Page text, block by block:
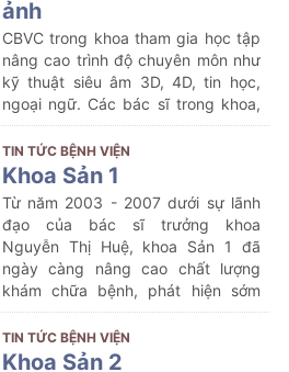
NHÀ NƯỚC VÀ HƯỚNG DẪN ÁP
KHÁM BỆNH CHỮA BỆNH TRONG
MỘT SỐ TRƯỜNG HỢP
ảnh
CBVC trong khoa tham gia học tập
nâng cao trình độ chuyên môn như
kỹ thuật siêu âm 3D, 4D, tin học,
ngoại ngữ. Các bác sĩ trong khoa,
đặc biệt là bác sĩ Trưởng khoa còn
tham gia giảng dạy, hướng dẫn các
bác sĩ trong bệnh viện và bác sĩ
phụ khoa.
TIN TỨC BỆNH VIỆN
Khoa Sản 1
Từ năm 2003 - 2007 dưới sự lãnh
đạo của bác sĩ trưởng khoa
Nguyễn Thị Huệ, khoa Sản 1 đã
ngày càng nâng cao chất lượng
khám chữa bệnh, phát hiện sớm
bệnh lý thai sản, hạn chế được rất
nhiều tai biến sản khoa, cứu sống
được nhiều bệnh nhân
TIN TỨC BỆNH VIỆN
Khoa Sản 2